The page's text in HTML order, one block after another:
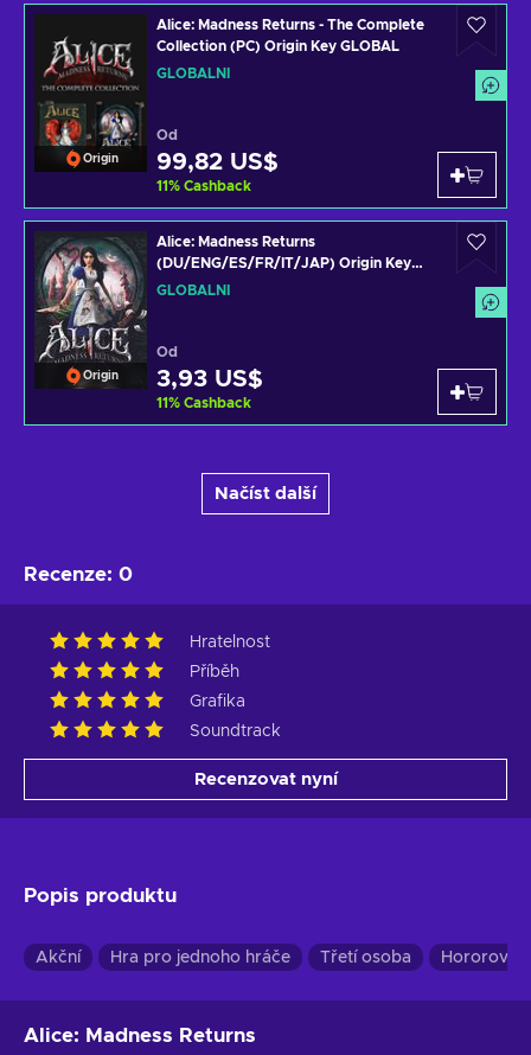
Origin
Alice: Madness Returns - The Complete
Collection (PC) Origin Key GLOBAL
GLOBÁLNÍ
Od
99,82 US$
11% Cashback
Origin
Alice: Madness Returns
(DU/ENG/ES/FR/IT/JAP) Origin Key
GLOBAL
GLOBÁLNÍ
Od
3,93 US$
11% Cashback
Načíst další
Recenze: 0
Hratelnost
Příběh
Grafika
Soundtrack
Recenzovat nyní
Popis produktu
Akční Hra pro jednoho hráče Třetí osoba Hororové
Alice: Madness Returns